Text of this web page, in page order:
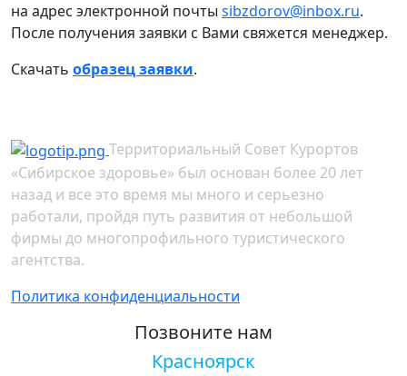
на адрес электронной почты sibzdorov@inbox.ru.
После получения заявки с Вами свяжется менеджер.
Скачать образец заявки.
Территориальный Совет Курортов
«Сибирское здоровье» был основан более 20 лет
назад и все это время мы много и серьезно
работали, пройдя путь развития от небольшой
фирмы до многопрофильного туристического
агентства.
Политика конфиденциальности
Позвоните нам
Красноярск